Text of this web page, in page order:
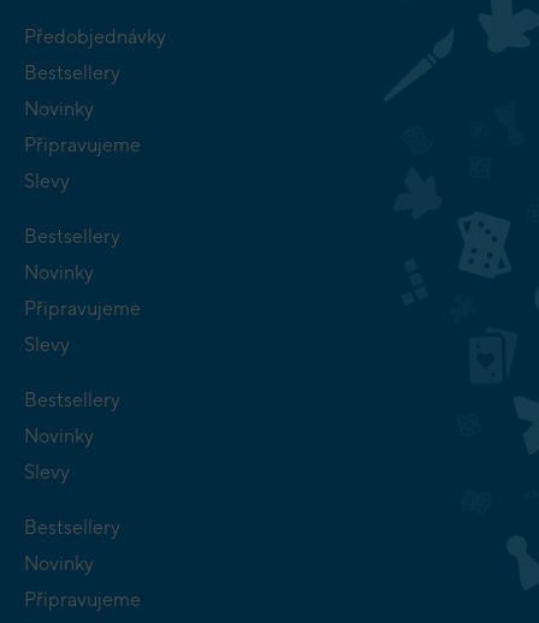
Předobjednávky
Bestsellery
Novinky
Připravujeme
Slevy
Bestsellery
Novinky
Připravujeme
Slevy
Bestsellery
Novinky
Slevy
Bestsellery
Novinky
Připravujeme